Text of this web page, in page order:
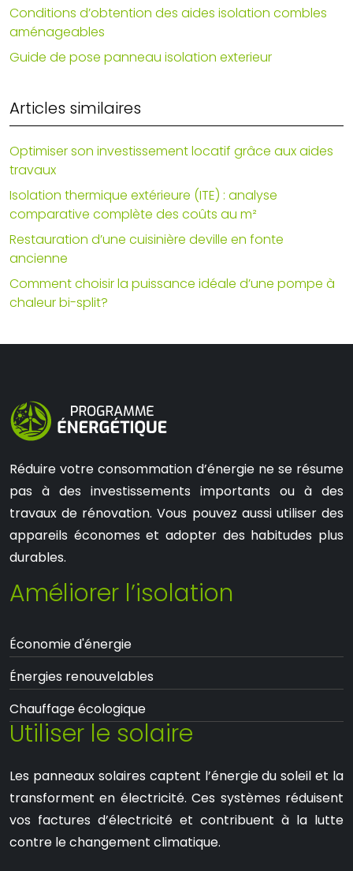
Conditions d’obtention des aides isolation combles
aménageables
Guide de pose panneau isolation exterieur
Articles similaires
Optimiser son investissement locatif grâce aux aides
travaux
Isolation thermique extérieure (ITE) : analyse
comparative complète des coûts au m²
Restauration d’une cuisinière deville en fonte
ancienne
Comment choisir la puissance idéale d’une pompe à
chaleur bi-split?
Réduire votre consommation d’énergie ne se résume
pas à des investissements importants ou à des
travaux de rénovation. Vous pouvez aussi utiliser des
appareils économes et adopter des habitudes plus
durables.
Améliorer l’isolation
Économie d'énergie
Énergies renouvelables
Chauffage écologique
Utiliser le solaire
Les panneaux solaires captent l’énergie du soleil et la
transforment en électricité. Ces systèmes réduisent
vos factures d’électricité et contribuent à la lutte
contre le changement climatique.